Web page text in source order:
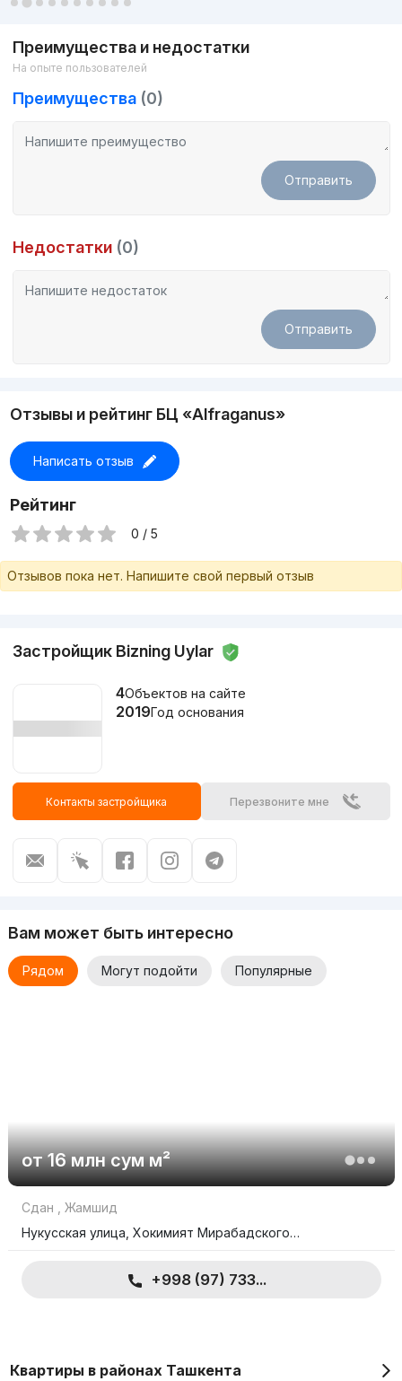
Преимущества и недостатки
На опыте пользователей
Преимущества (0)
Отправить
Недостатки (0)
Отправить
Отзывы и рейтинг БЦ «Alfraganus»
Написать отзыв
Рейтинг
0 / 5
Отзывов пока нет. Напишите свой первый отзыв
Застройщик Bizning Uylar
4Объектов на сайте
2019Год основания
Контакты застройщика Перезвоните мне
Вам может быть интересно
Рядом Могут подойти Популярные
от16 млн сумм²
Сдан
Жамшид
Нукусская улица, Хокимият Мирабадского…
+998 (97) 733...
Квартиры в районах Ташкента